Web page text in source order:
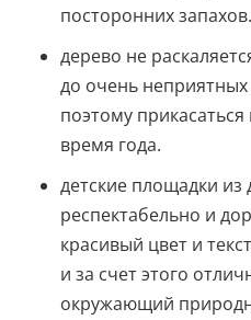
посторонних
дерево не
до очень
поэтому
время года.
детские площадки из
респектабельно и
красивый цвет и
и за счет этого
окружающий